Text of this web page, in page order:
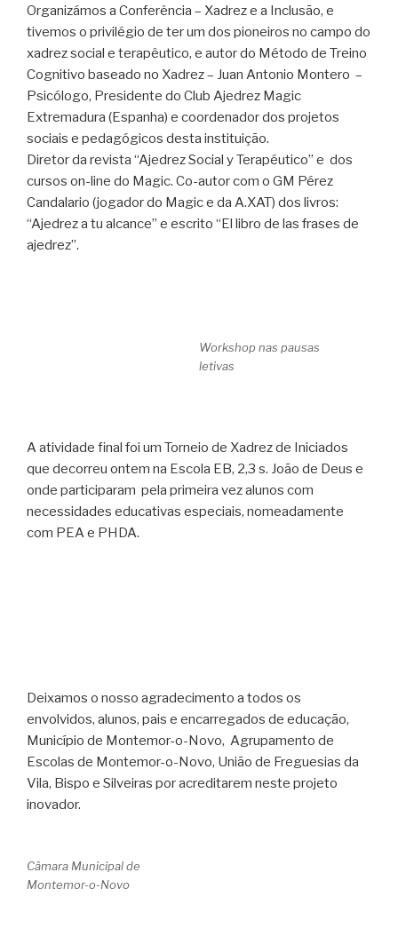
Organizámos a Conferência – Xadrez e a Inclusão, e
tivemos o privilégio de ter um dos pioneiros no campo do
xadrez social e terapêutico, e autor do Método de Treino
Cognitivo baseado no Xadrez – Juan Antonio Montero –
Psicólogo, Presidente do Club Ajedrez Magic
Extremadura (Espanha) e coordenador dos projetos
sociais e pedagógicos desta instituição.
Diretor da revista “Ajedrez Social y Terapéutico” e dos
cursos on-line do Magic. Co-autor com o GM Pérez
Candalario (jogador do Magic e da A.XAT) dos livros:
“Ajedrez a tu alcance” e escrito “El libro de las frases de
ajedrez”.
Workshop nas pausas
letivas
A atividade final foi um Torneio de Xadrez de Iniciados
que decorreu ontem na Escola EB, 2,3 s. João de Deus e
onde participaram pela primeira vez alunos com
necessidades educativas especiais, nomeadamente
com PEA e PHDA.
Deixamos o nosso agradecimento a todos os
envolvidos, alunos, pais e encarregados de educação,
Município de Montemor-o-Novo, Agrupamento de
Escolas de Montemor-o-Novo, União de Freguesias da
Vila, Bispo e Silveiras por acreditarem neste projeto
inovador.
Câmara Municipal de
Montemor-o-Novo